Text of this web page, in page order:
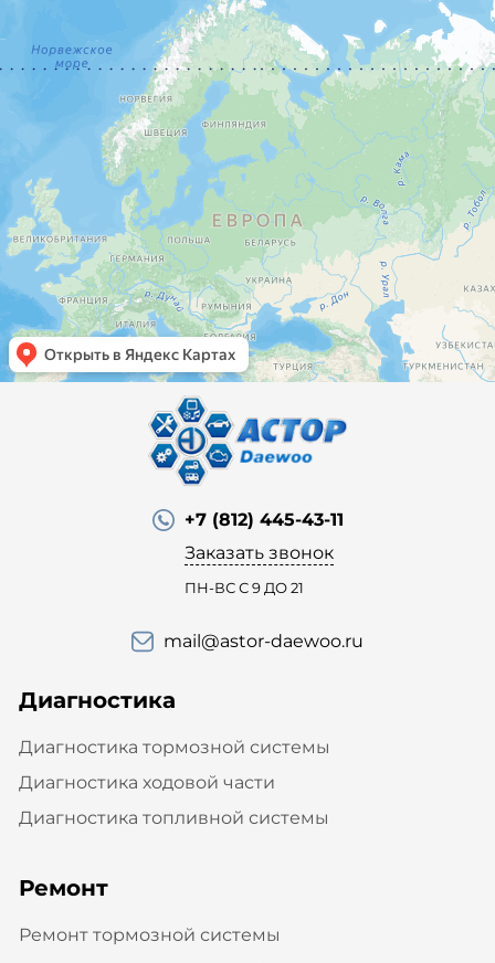
+7 (812) 445-43-11
Заказать звонок
ПН-ВС С 9 ДО 21
mail@astor-daewoo.ru
Диагностика
Диагностика тормозной системы
Диагностика ходовой части
Диагностика топливной системы
Ремонт
Ремонт тормозной системы